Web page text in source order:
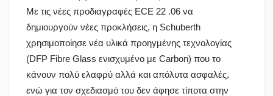
Με τις νέες προδιαγραφές ECE 22 .06 να
δημιουργούν νέες προκλήσεις, η Schuberth
χρησιμοποίησε νέα υλικά προηγμένης τεχνολογίας
(DFP Fibre Glass ενισχυμένο με Carbon) που το
κάνουν πολύ ελαφρύ αλλά και απόλυτα ασφαλές,
ενώ για τον σχεδιασμό του δεν άφησε τίποτα στην